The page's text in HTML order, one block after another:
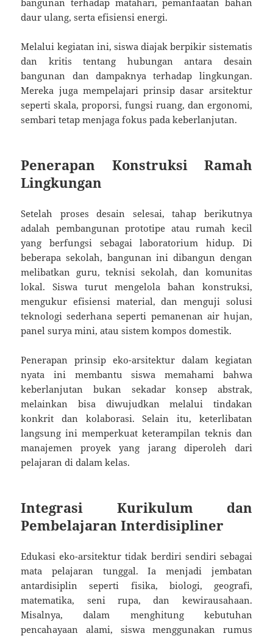
daur ulang, serta efisiensi energi.
Melalui kegiatan ini, siswa diajak berpikir sistematis
dan kritis tentang hubungan antara desain
bangunan dan dampaknya terhadap lingkungan.
Mereka juga mempelajari prinsip dasar arsitektur
seperti skala, proporsi, fungsi ruang, dan ergonomi,
sembari tetap menjaga fokus pada keberlanjutan.
Penerapan Konstruksi Ramah
Lingkungan
Setelah proses desain selesai, tahap berikutnya
adalah pembangunan prototipe atau rumah kecil
yang berfungsi sebagai laboratorium hidup. Di
beberapa sekolah, bangunan ini dibangun dengan
melibatkan guru, teknisi sekolah, dan komunitas
lokal. Siswa turut mengelola bahan konstruksi,
mengukur efisiensi material, dan menguji solusi
teknologi sederhana seperti pemanenan air hujan,
panel surya mini, atau sistem kompos domestik.
Penerapan prinsip eko-arsitektur dalam kegiatan
nyata ini membantu siswa memahami bahwa
keberlanjutan bukan sekadar konsep abstrak,
melainkan bisa diwujudkan melalui tindakan
konkrit dan kolaborasi. Selain itu, keterlibatan
langsung ini memperkuat keterampilan teknis dan
manajemen proyek yang jarang diperoleh dari
pelajaran di dalam kelas.
Integrasi Kurikulum dan
Pembelajaran Interdisipliner
Edukasi eko-arsitektur tidak berdiri sendiri sebagai
mata pelajaran tunggal. Ia menjadi jembatan
antardisiplin seperti fisika, biologi, geografi,
matematika, seni rupa, dan kewirausahaan.
Misalnya, dalam menghitung kebutuhan
pencahayaan alami, siswa menggunakan rumus